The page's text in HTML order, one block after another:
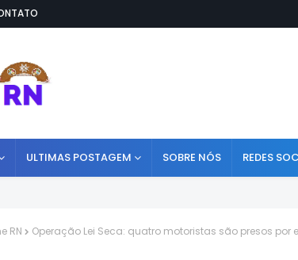
ULTIMAS POSTAGEM SOBRE NÓS REDES
RN
Operação Lei Seca: quatro motoristas são presos por